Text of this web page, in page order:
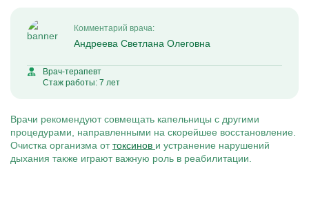
Комментарий врача:
Андреева Светлана Олеговна
Врач-терапевт
Стаж работы: 7 лет
Врачи рекомендуют совмещать капельницы с другими
процедурами, направленными на скорейшее восстановление.
Очистка организма оттоксинов и устранение нарушений
дыхания также играют важную роль в реабилитации.